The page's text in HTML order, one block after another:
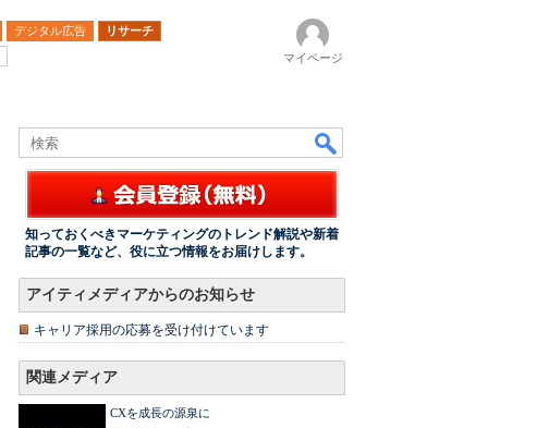
デジタル広告
リサーチ
マイページ
知っておくべきマーケティングのトレンド解説や新着
記事の一覧など、役に立つ情報をお届けします。
アイティメディアからのお知らせ
キャリア採用の応募を受け付けています
関連メディア
CXを成長の源泉に